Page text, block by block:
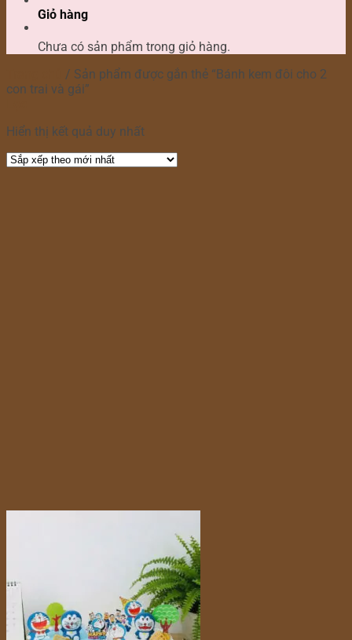
Giỏ hàng
Chưa có sản phẩm trong giỏ hàng.
/ Sản phẩm được gắn thẻ “Bánh kem đôi cho 2
con trai và gái”
Hiển thị kết quả duy nhất